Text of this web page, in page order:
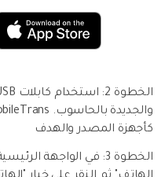
كأجهزة المصدر والهدف
الخطوة 3: في الواجهة